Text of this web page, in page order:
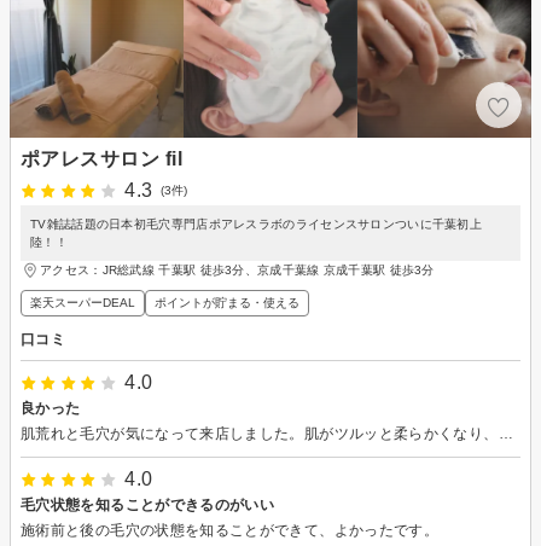
ポアレスサロン fil
4.3
(3件)
TV雑誌話題の日本初毛穴専門店ポアレスラボのライセンスサロンついに千葉初上
陸！！
アクセス：JR総武線 千葉駅 徒歩3分、京成千葉線 京成千葉駅 徒歩3分
楽天スーパーDEAL ポイントが貯まる・使える
口コミ
4.0
良かった
肌荒れと毛穴が気になって来店しました。肌がツルッと柔らかくなり、毛穴の汚れもキレイにしていただきました。お得なチケットもその場で購入できたので、2回目が楽しみです。次回は鼻と顎だけでなく全顔できると嬉しいです。
4.0
毛穴状態を知ることができるのがいい
施術前と後の毛穴の状態を知ることができて、よかったです。